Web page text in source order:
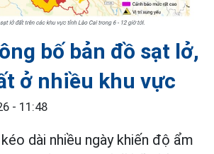
bố bản đồ sạt lở,
ở nhiều khu vực
- 11:48
dài nhiều ngày khiến độ ẩm